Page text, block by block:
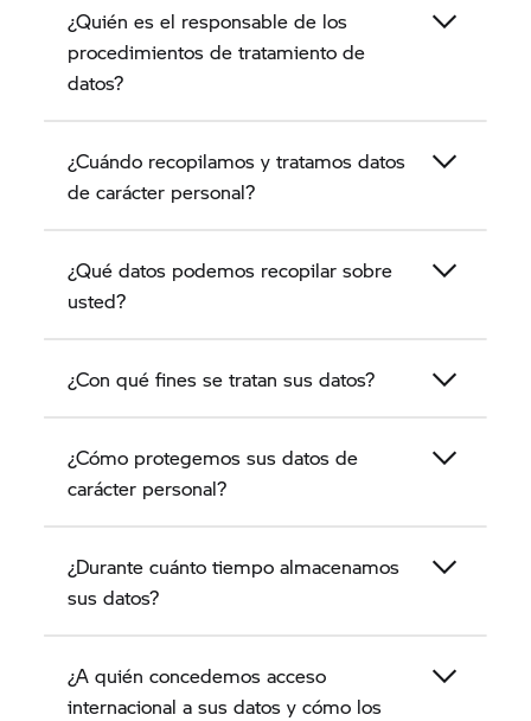
Estas indicaciones de protección de datos
describen en los próximos apartados cómo
nosotros, el concesionario BMW Motorrad como
¿Quién es el responsable de los
procedimientos de tratamiento de
datos?
¿Cuándo recopilamos y tratamos datos
de carácter personal?
¿Qué datos podemos recopilar sobre
usted?
¿Con qué fines se tratan sus datos?
¿Cómo protegemos sus datos de
carácter personal?
¿Durante cuánto tiempo almacenamos
sus datos?
¿A quién concedemos acceso
internacional a sus datos y cómo los